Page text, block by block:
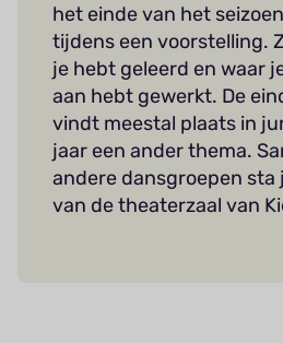
het einde van het
tijdens een voorstelling.
je hebt geleerd en waar
aan hebt gewerkt. De
vindt meestal plaats in
jaar een ander thema.
andere dansgroepen sta
van de theaterzaal van